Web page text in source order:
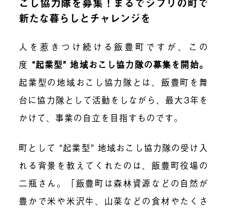
新たな暮らしとチャレンジを
人を惹きつけ続ける飯豊町ですが、
この
度 “起業型” 地域おこし協力隊の募集を開始。
起業型の地域おこし協力隊とは、飯豊町を舞
台に協力隊として活動をしながら、最大3年を
かけて、事業の自立を目指すものです。
町として “起業型” 地域おこし協力隊の受け入
れ る 背景を教えてくれたのは、飯豊町役場の
二瓶さん。「飯豊町は森林資源などの 自然が
豊かで米や米沢牛、山菜などの食材やたくさ